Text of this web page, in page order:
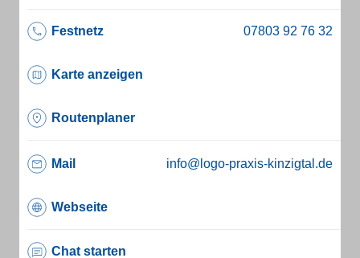
Festnetz
Karte anzeigen
Routenplaner
Mail info@logo-praxis-kinzigtal.de
Webseite
Chat starten